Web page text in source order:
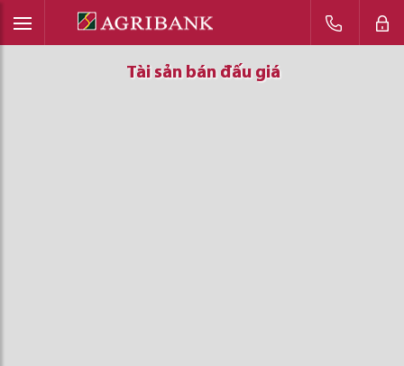
Tài sản bán đấu giá
Tài sản bán đấu giá
Tài sản bán đấu giá